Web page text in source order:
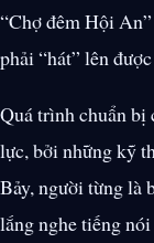
“Chợ đêm Hội
phải “hát” lên
Quá trình chuẩn bị
lực, bởi những kỹ
Bảy, người từng là
lắng nghe tiếng